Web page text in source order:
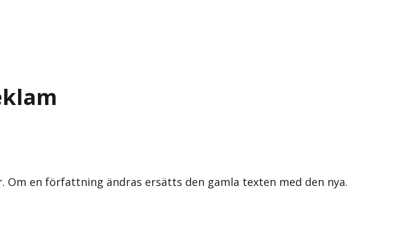
en författning ändras ersätts den gamla texten med den nya.